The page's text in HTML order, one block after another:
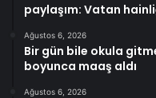
paylaşım: Vatan
Ağustos 6, 2026
Bir gün bile okula
boyunca maaş aldı
Ağustos 6, 2026